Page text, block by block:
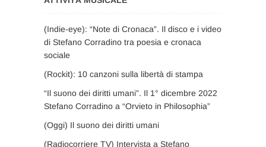
(Indie-eye): “Note di Cronaca”. Il disco e i video
di Stefano Corradino tra poesia e cronaca
sociale
(Rockit): 10 canzoni sulla libertà di stampa
“Il suono dei diritti umani”. Il 1° dicembre 2022
Stefano Corradino a “Orvieto in Philosophia”
(Oggi) Il suono dei diritti umani
(Radiocorriere TV) Intervista a Stefano